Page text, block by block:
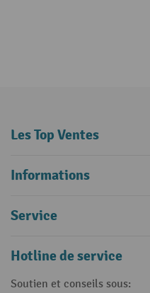
Les Top Ventes
Informations
Service
Hotline de service
Soutien et conseils sous: